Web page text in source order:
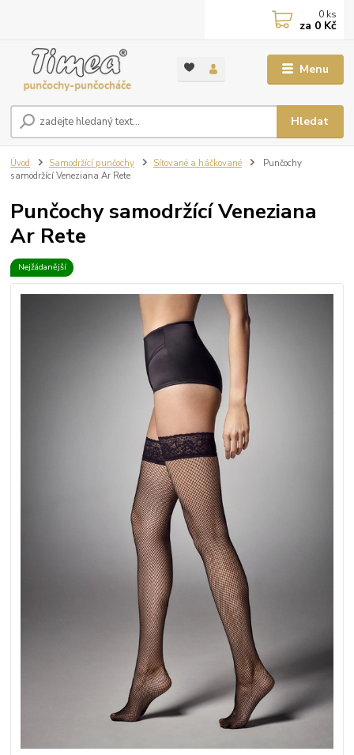
Menu
Hledat
0 ks
za 0 Kč
Úvod Samodržící punčochy Síťované a háčkované
Punčochy
samodržící Veneziana Ar Rete
Punčochy samodržící Veneziana
Ar Rete
Nejžádanější